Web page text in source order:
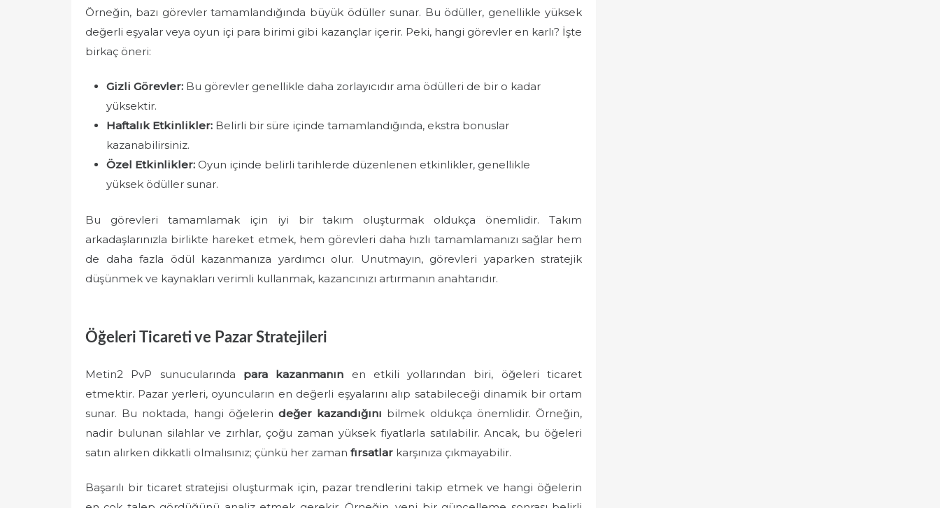
Örneğin, bazı görevler tamamlandığında büyük ödüller sunar. Bu ödüller, genellikle yüksek
değerli eşyalar veya oyun içi para birimi gibi kazançlar içerir. Peki, hangi görevler en karlı? İşte
birkaç öneri:
Gizli Görevler: Bu görevler genellikle daha zorlayıcıdır ama ödülleri de bir o kadar
yüksektir.
Haftalık Etkinlikler: Belirli bir süre içinde tamamlandığında, ekstra bonuslar
kazanabilirsiniz.
Özel Etkinlikler: Oyun içinde belirli tarihlerde düzenlenen etkinlikler, genellikle
yüksek ödüller sunar.
Bu görevleri tamamlamak için iyi bir takım oluşturmak oldukça önemlidir. Takım
arkadaşlarınızla birlikte hareket etmek, hem görevleri daha hızlı tamamlamanızı sağlar hem
de daha fazla ödül kazanmanıza yardımcı olur. Unutmayın, görevleri yaparken stratejik
düşünmek ve kaynakları verimli kullanmak, kazancınızı artırmanın anahtarıdır.
Öğeleri Ticareti ve Pazar Stratejileri
Metin2 PvP sunucularında para kazanmanın en etkili yollarından biri, öğeleri ticaret
etmektir. Pazar yerleri, oyuncuların en değerli eşyalarını alıp satabileceği dinamik bir ortam
sunar. Bu noktada, hangi öğelerin değer kazandığını bilmek oldukça önemlidir. Örneğin,
nadir bulunan silahlar ve zırhlar, çoğu zaman yüksek fiyatlarla satılabilir. Ancak, bu öğeleri
satın alırken dikkatli olmalısınız; çünkü her zaman fırsatlar karşınıza çıkmayabilir.
Başarılı bir ticaret stratejisi oluşturmak için, pazar trendlerini takip etmek ve hangi öğelerin